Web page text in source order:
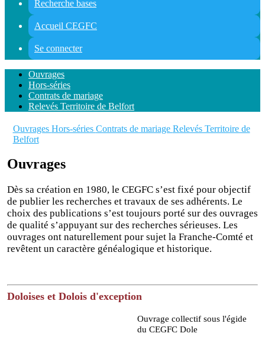
Recherche bases
Accueil CEGFC
Se connecter
Ouvrages
Hors-séries
Contrats de mariage
Relevés Territoire de Belfort
Ouvrages Hors-séries Contrats de mariage Relevés Territoire de
Belfort
Ouvrages
Dès sa création en 1980, le CEGFC s’est fixé pour objectif
de publier les recherches et travaux de ses adhérents. Le
choix des publications s’est toujours porté sur des ouvrages
de qualité s’appuyant sur des recherches sérieuses. Les
ouvrages ont naturellement pour sujet la Franche-Comté et
revêtent un caractère généalogique et historique.
Doloises et Dolois d'exception
Ouvrage collectif sous l'égide
du CEGFC Dole